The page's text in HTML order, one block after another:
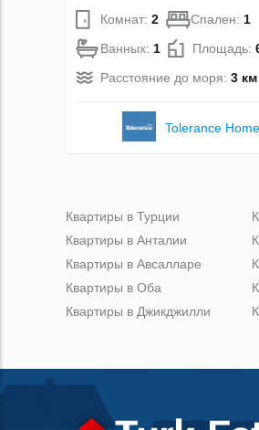
Комнат: 2 Спален: 1
Ванных: 1 Площадь:
Расстояние до моря: 3 км
Tolerance
Квартиры в Турции
Квартиры в Анталии
Квартиры в Авсалларе
Квартиры в Оба
Квартиры в Джикджилли